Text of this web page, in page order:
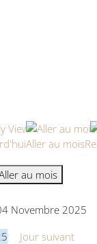
Aller au mois
au mois
Novembre 2025
Jour suivant